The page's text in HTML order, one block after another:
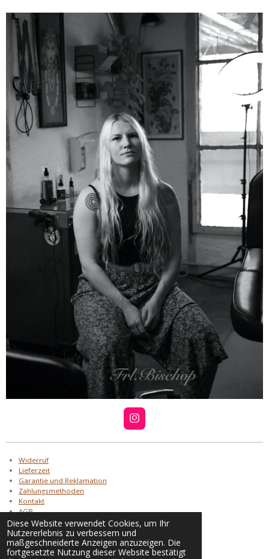
Diese Website verwendet Cookies, um Ihr
Nutzererlebnis zu verbessern und
maßgeschneiderte Anzeigen anzuzeigen. Die
fortgesetzte Nutzung dieser Website bestätigt
I
n
s
Widerruf
Lieferzeit
Garantie und Reklamation
Zahlungsmethoden
Kontakt
AGB
AGB Alruna Tattoo
Datenschutz
Impressum